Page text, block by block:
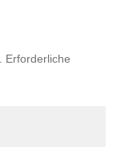
Erforderliche